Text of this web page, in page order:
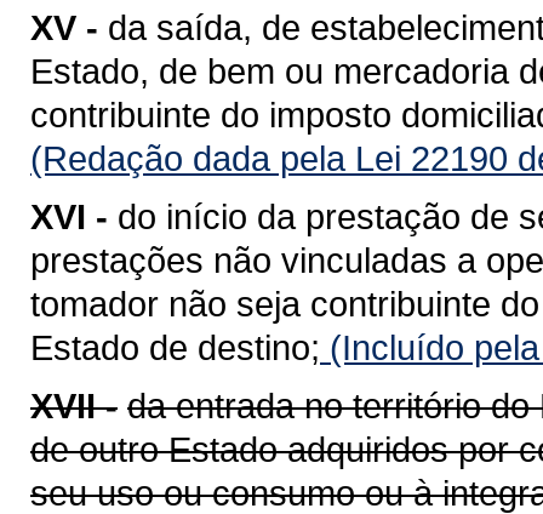
XV - da saída, de
Estado, de bem ou mercadoria
contribuinte do imposto
(Redação dada pela Lei 22190
XVI - do início da prestação de
prestações não vinculadas a
tomador não seja contribuinte
Estado de destino; (Incluído
XVII - da entrada no território
de outro Estado adquiridos por
seu uso ou consumo ou à